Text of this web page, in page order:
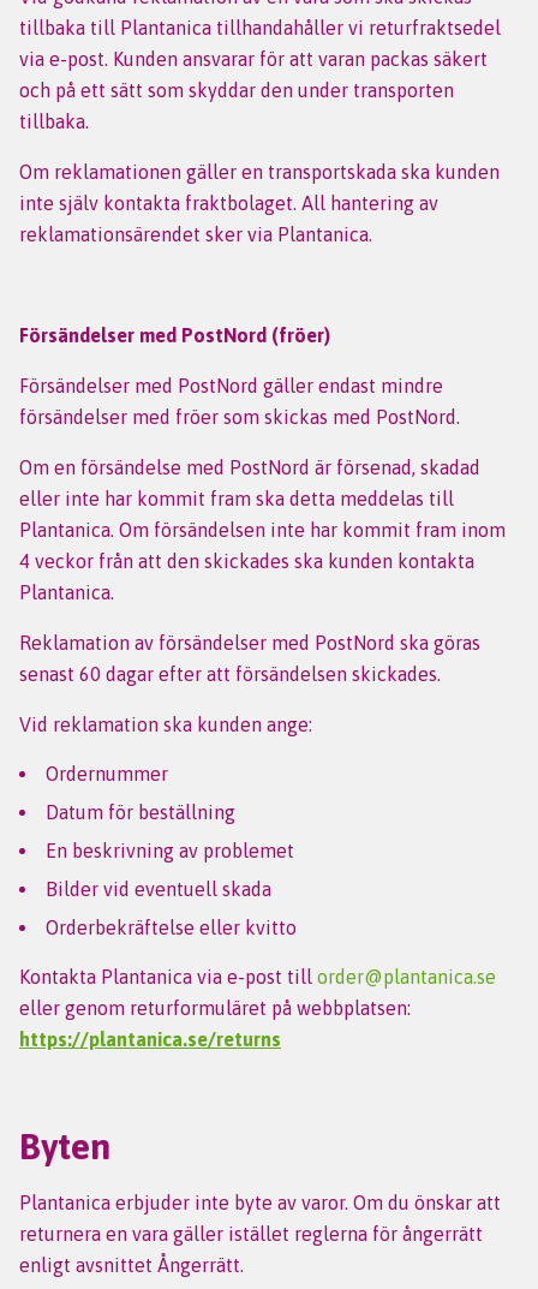
tillbaka till Plantanica tillhandahåller vi returfraktsedel
via e-post. Kunden ansvarar för att varan packas säkert
och på ett sätt som skyddar den under transporten
tillbaka.
Om reklamationen gäller en transportskada ska kunden
inte själv kontakta fraktbolaget. All hantering av
reklamationsärendet sker via Plantanica.
Försändelser med PostNord (fröer)
Försändelser med PostNord gäller endast mindre
försändelser med fröer som skickas med PostNord.
Om en försändelse med PostNord är försenad, skadad
eller inte har kommit fram ska detta meddelas till
Plantanica. Om försändelsen inte har kommit fram inom
4 veckor från att den skickades ska kunden kontakta
Plantanica.
Reklamation av försändelser med PostNord ska göras
senast 60 dagar efter att försändelsen skickades.
Vid reklamation ska kunden ange:
Ordernummer
Datum för beställning
En beskrivning av problemet
Bilder vid eventuell skada
Orderbekräftelse eller kvitto
Kontakta Plantanica via e-post till order@plantanica.se
eller genom returformuläret på webbplatsen:
https://plantanica.se/returns
Byten
Plantanica erbjuder inte byte av varor. Om du önskar att
returnera en vara gäller istället reglerna för ångerrätt
enligt avsnittet Ångerrätt.